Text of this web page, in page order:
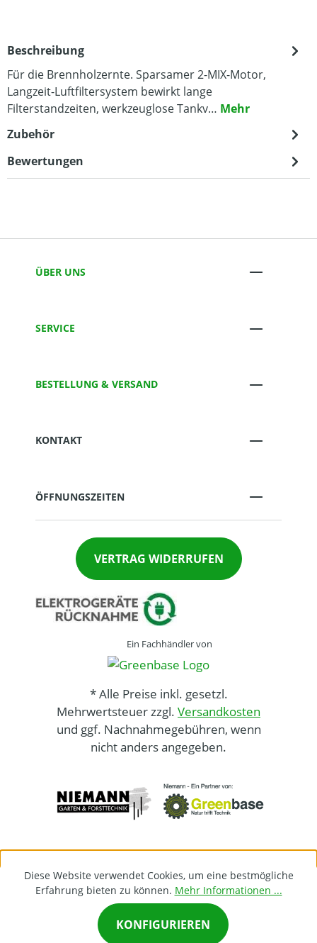
Beschreibung
Für die Brennholzernte. Sparsamer 2-MIX-Motor,
Langzeit-Luftfiltersystem bewirkt lange
Filterstandzeiten, werkzeuglose Tankv… Mehr
Zubehör
Bewertungen
ÜBER UNS
SERVICE
BESTELLUNG & VERSAND
KONTAKT
ÖFFNUNGSZEITEN
VERTRAG WIDERRUFEN
Ein Fachhändler von
* Alle Preise inkl. gesetzl.
Mehrwertsteuer zzgl. Versandkosten
und ggf. Nachnahmegebühren, wenn
nicht anders angegeben.
Diese Website verwendet Cookies, um eine bestmögliche
Erfahrung bieten zu können. Mehr Informationen ...
KONFIGURIEREN